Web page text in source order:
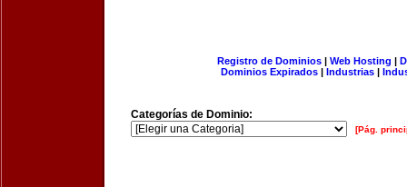
Registro de Dominios| Web Hosting |
Dominios Expirados | Industrias |
Categorías de Dominio:
[Pág.